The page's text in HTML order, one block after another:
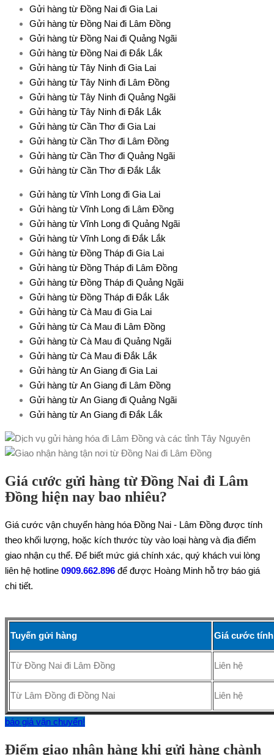
Gửi hàng từ Đồng Nai đi Gia Lai
Gửi hàng từ Đồng Nai đi Lâm Đồng
Gửi hàng từ Đồng Nai đi Quảng Ngãi
Gửi hàng từ Đồng Nai đi Đắk Lắk
Gửi hàng từ Tây Ninh đi Gia Lai
Gửi hàng từ Tây Ninh đi Lâm Đồng
Gửi hàng từ Tây Ninh đi Quảng Ngãi
Gửi hàng từ Tây Ninh đi Đắk Lắk
Gửi hàng từ Cần Thơ đi Gia Lai
Gửi hàng từ Cần Thơ đi Lâm Đồng
Gửi hàng từ Cần Thơ đi Quảng Ngãi
Gửi hàng từ Cần Thơ đi Đắk Lắk
Gửi hàng từ Vĩnh Long đi Gia Lai
Gửi hàng từ Vĩnh Long đi Lâm Đồng
Gửi hàng từ Vĩnh Long đi Quảng Ngãi
Gửi hàng từ Vĩnh Long đi Đắk Lắk
Gửi hàng từ Đồng Tháp đi Gia Lai
Gửi hàng từ Đồng Tháp đi Lâm Đồng
Gửi hàng từ Đồng Tháp đi Quảng Ngãi
Gửi hàng từ Đồng Tháp đi Đắk Lắk
Gửi hàng từ Cà Mau đi Gia Lai
Gửi hàng từ Cà Mau đi Lâm Đồng
Gửi hàng từ Cà Mau đi Quảng Ngãi
Gửi hàng từ Cà Mau đi Đắk Lắk
Gửi hàng từ An Giang đi Gia Lai
Gửi hàng từ An Giang đi Lâm Đồng
Gửi hàng từ An Giang đi Quảng Ngãi
Gửi hàng từ An Giang đi Đắk Lắk
Giá cước gửi hàng từ Đồng Nai đi Lâm
Đồng hiện nay bao nhiêu?
Giá cước vận chuyển hàng hóa Đồng Nai - Lâm Đồng được tính
theo khối lượng, hoặc kích thước tùy vào loại hàng và địa điểm
giao nhận cụ thể. Để biết mức giá chính xác, quý khách vui lòng
liên hệ hotline 0909.662.896 để được Hoàng Minh hỗ trợ báo giá
chi tiết.
Tuyến gửi hàng Giá cước
Từ Đồng Nai đi Lâm Đồng Liên hệ
Từ Lâm Đồng đi Đồng Nai Liên hệ
báo giá vận chuyển!
Điểm giao nhận hàng khi gửi hàng chành